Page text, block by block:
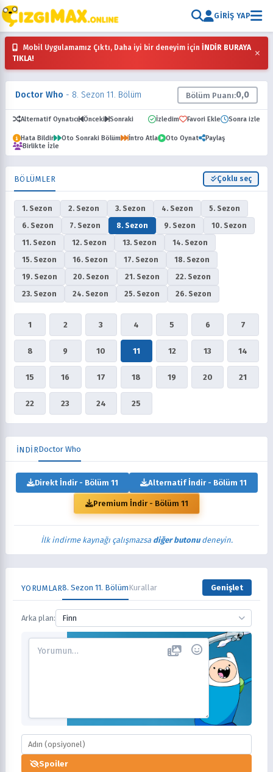
GIRIŞ YAP
Mobil Uygulamamız Çıktı, Daha iyi bir deneyim için İNDİR BURAYA
TIKLA!
×
Doctor Who - 8. Sezon 11. Bölüm Bölüm Puanı:0,0
Alternatif Oynatıcı Önceki Sonraki İzledim Favori Ekle Sonra izle
Hata Bildir Oto Sonraki Bölüm İntro Atla Oto Oynat
Paylaş
Birlikte İzle
BÖLÜMLER Çoklu seç
1. Sezon 2. Sezon 3. Sezon 4. Sezon
5. Sezon
6. Sezon
7. Sezon 8. Sezon 9. Sezon
10. Sezon
11. Sezon
12. Sezon 13. Sezon
14. Sezon
15. Sezon
16. Sezon 17. Sezon
18. Sezon
19. Sezon
20. Sezon 21. Sezon
22. Sezon
23. Sezon
24. Sezon 25. Sezon 26. Sezon
1 2 3 4 5 6 7
8 9 10 11 12 13 14
15 16 17 18 19 20 21
22 23 24 25
İNDİRDoctor Who
Direkt İndir - Bölüm 11 Alternatif İndir - Bölüm 11
Premium İndir - Bölüm 11
İlk indirme kaynağı çalışmazsa diğer butonudeneyin.
YORUMLAR8. Sezon 11. BölümKurallar Genişlet
Arka plan: Finn
Spoiler